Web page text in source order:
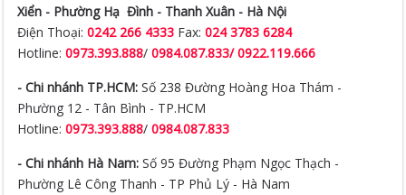
Xiển - Phường Hạ Đình - Thanh Xuân - Hà Nội
Điện Thoại:0242 266 4333 Fax:024 3783 6284
Hotline:0973.393.888/0984.087.833/ 0922.119.666
- Chi nhánh TP.HCM: Số 238 Đường Hoàng Hoa Thám -
Phường 12 - Tân Bình - TP.HCM
Hotline:0973.393.888/0984.087.833
- Chi nhánh Hà Nam: Số 95 Đường Phạm Ngọc Thạch -
Phường Lê Công Thanh - TP Phủ Lý - Hà Nam